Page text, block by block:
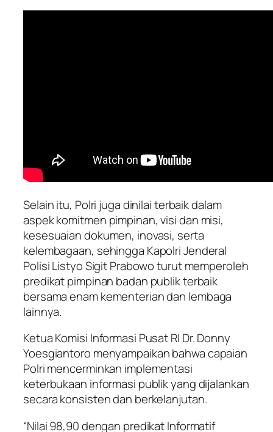
Selain itu, Polri juga dinilai terbaik dalam
aspek komitmen pimpinan, visi dan misi,
kesesuaian dokumen, inovasi, serta
kelembagaan, sehingga Kapolri Jenderal
Polisi Listyo Sigit Prabowo turut memperoleh
predikat pimpinan badan publik terbaik
bersama enam kementerian dan lembaga
lainnya.
Ketua Komisi Informasi Pusat RI Dr. Donny
Yoesgiantoro menyampaikan bahwa capaian
Polri mencerminkan implementasi
keterbukaan informasi publik yang dijalankan
secara konsisten dan berkelanjutan.
“Nilai 98,90 dengan predikat Informatif